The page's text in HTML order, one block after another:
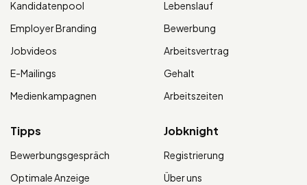
Kandidatenpool
Employer Branding
Jobvideos
E-Mailings
Medienkampagnen
Lebenslauf
Bewerbung
Arbeitsvertrag
Gehalt
Arbeitszeiten
Tipps
Bewerbungsgespräch
Optimale Anzeige
Jobknight
Registrierung
Über uns